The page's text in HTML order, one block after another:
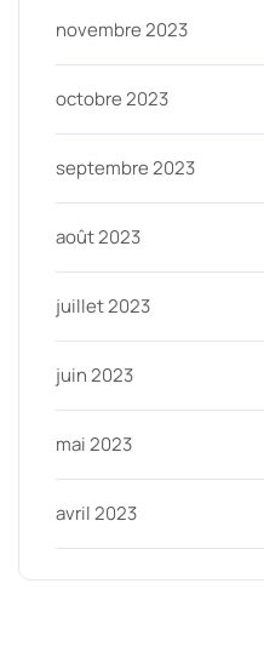
novembre 2023
octobre 2023
septembre 2023
août 2023
juillet 2023
juin 2023
mai 2023
avril 2023